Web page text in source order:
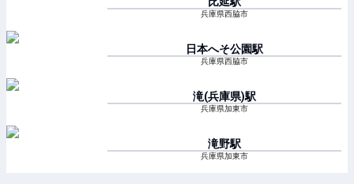
兵庫県西脇市
日本へそ公園駅
兵庫県西脇市
滝(兵庫県)駅
兵庫県加東市
滝野駅
兵庫県加東市